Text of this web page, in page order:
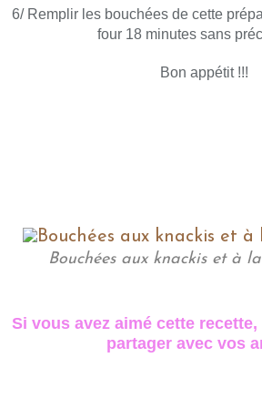
6/ Remplir les bouchées de cette
four 18 minutes sans
Bon appétit !!!
Bouchées aux knackis et à
Si vous avez aimé cette
partager avec vos